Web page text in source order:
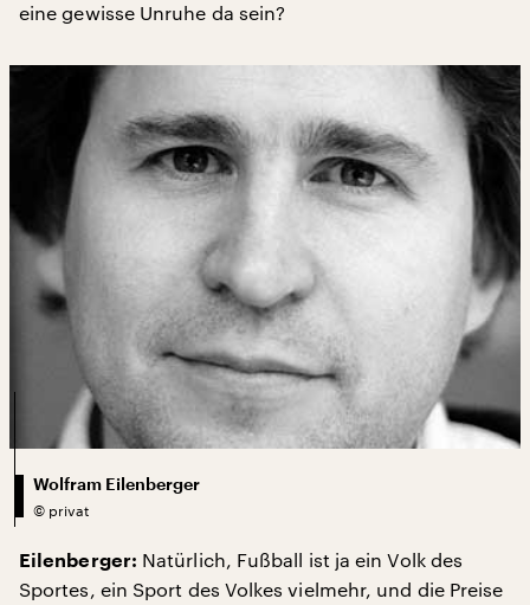
eine gewisse Unruhe da sein?
Wolfram Eilenberger
© privat
Eilenberger: Natürlich, Fußball ist ja ein Volk des
Sportes, ein Sport des Volkes vielmehr, und die Preise